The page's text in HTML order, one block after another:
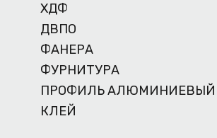
ХДФ
ДВПО
ФАНЕРА
ФУРНИТУРА
ПРОФИЛЬ АЛЮМИНИЕВЫЙ
КЛЕЙ